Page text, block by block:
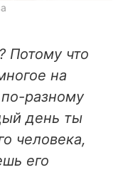
Потому что
на
разному
день ты
человека,
его